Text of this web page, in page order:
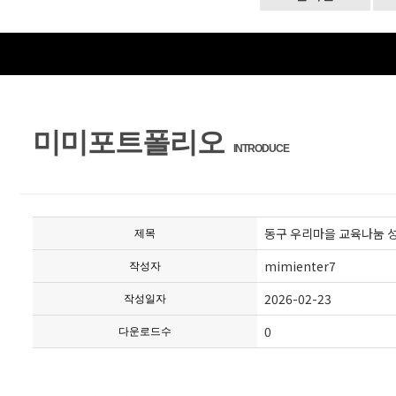
미미포트폴리오 INTRODUCE
제목 동구 우리마을 교육나눔
작성자 mimienter7
작성일자 2026-02-23
다운로드수 0